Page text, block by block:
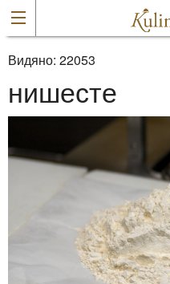
Видяно: 22053
нишесте